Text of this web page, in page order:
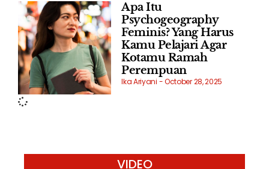
Apa Itu
Psychogeography
Feminis? Yang Harus
Kamu Pelajari Agar
Kotamu Ramah
Perempuan
Ika Ariyani October 28, 2025
VIDEO